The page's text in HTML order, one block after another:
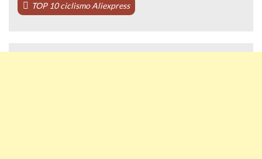
TOP 10 ciclismo Aliexpress